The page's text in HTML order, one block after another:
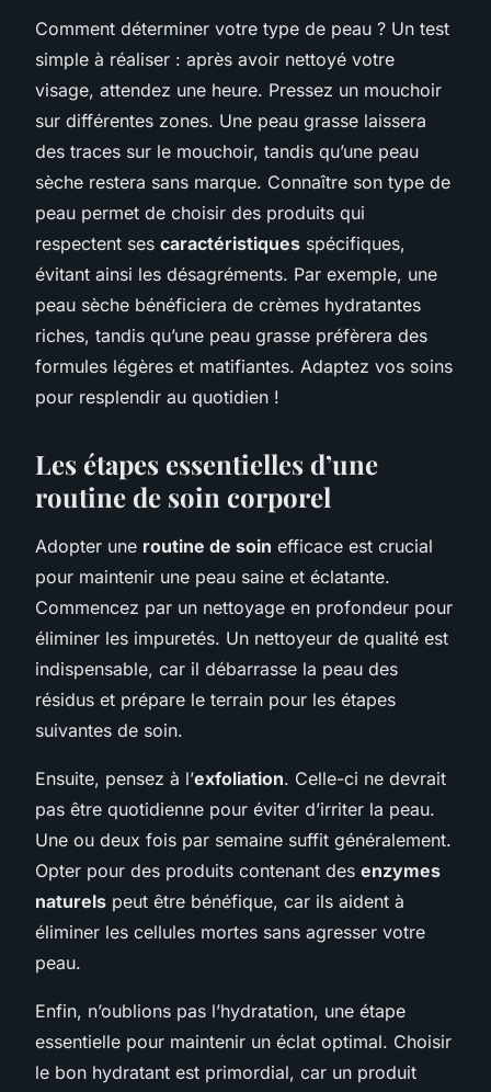
Comment déterminer votre type de peau ? Un test
simple à réaliser : après avoir nettoyé votre
visage, attendez une heure. Pressez un mouchoir
sur différentes zones. Une peau grasse laissera
des traces sur le mouchoir, tandis qu’une peau
sèche restera sans marque. Connaître son type de
peau permet de choisir des produits qui
respectent ses caractéristiques spécifiques,
évitant ainsi les désagréments. Par exemple, une
peau sèche bénéficiera de crèmes hydratantes
riches, tandis qu’une peau grasse préfèrera des
formules légères et matifiantes. Adaptez vos soins
pour resplendir au quotidien !
Les étapes essentielles d’une
routine de soin corporel
Adopter une routine de soin efficace est crucial
pour maintenir une peau saine et éclatante.
Commencez par un nettoyage en profondeur pour
éliminer les impuretés. Un nettoyeur de qualité est
indispensable, car il débarrasse la peau des
résidus et prépare le terrain pour les étapes
suivantes de soin.
Ensuite, pensez à l’exfoliation. Celle-ci ne devrait
pas être quotidienne pour éviter d’irriter la peau.
Une ou deux fois par semaine suffit généralement.
Opter pour des produits contenant des enzymes
naturels peut être bénéfique, car ils aident à
éliminer les cellules mortes sans agresser votre
peau.
Enfin, n’oublions pas l’hydratation, une étape
essentielle pour maintenir un éclat optimal. Choisir
le bon hydratant est primordial, car un produit